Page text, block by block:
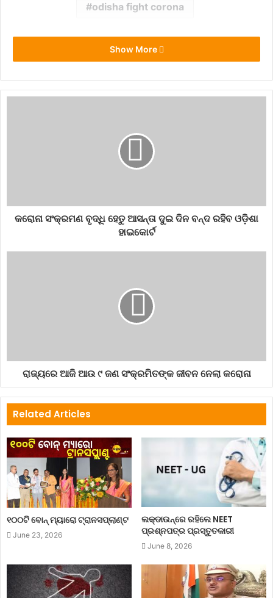
odisha fight corona
Show More
କରୋନା ସଂକ୍ରମଣ ବୃଦ୍ଧି ହେତୁ ଆସନ୍ତା ଦୁଇ ଦିନ ବନ୍ଦ ରହିବ ଓଡ଼ିଶା
ହାଇକୋର୍ଟ
ରାଜ୍ୟରେ ଆଜି ଆଉ ୯ ଜଣ ସଂକ୍ରମିତଙ୍କ ଜୀବନ ନେଲା କରୋନା
Related Articles
୧୦୦ଟି ବୋନ୍ ମ୍ୟାରୋ ଟ୍ରାନସପ୍ଲାଣ୍ଟ
June 23, 2026
ଲକ୍‌ଡାଉନ୍‌ରେ ରହିଲେ NEET
ପ୍ରଶ୍ନପତ୍ର ପ୍ରସ୍ତୁତକାରୀ
June 8, 2026